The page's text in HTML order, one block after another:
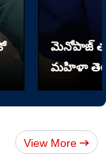
మెనోపాజ్
మహిళా
View More